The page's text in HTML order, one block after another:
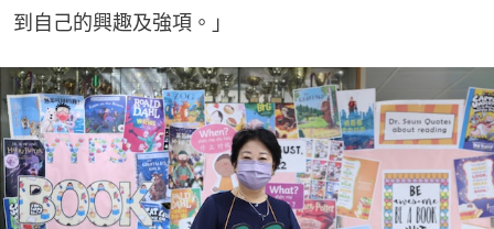
到自己的興趣及強項。」